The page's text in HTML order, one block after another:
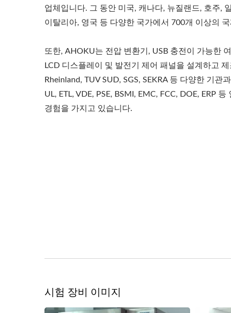
업체입니다. 그 동안 미국, 캐나다, 뉴질랜드, 호주,
이탈리아, 영국 등 다양한 국가에서 700개 이상의
또한, AHOKU는 전압 변환기, USB 충전이 가능한
LCD 디스플레이 및 발전기 제어 패널을 설계하고
Rheinland, TUV SUD, SGS, SEKRA 등 다양한 기관
UL, ETL, VDE, PSE, BSMI, EMC, FCC, DOE, ERP
경험을 가지고 있습니다.
시험 장비 이미지